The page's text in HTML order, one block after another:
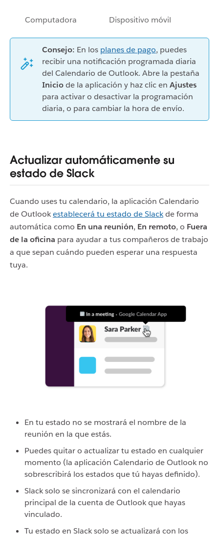
Computadora Dispositivo móvil
Consejo: En los planes de pago, puedes
recibir una notificación programada diaria
del Calendario de Outlook. Abre la pestaña
Iniciode la aplicación y haz clic en Ajustes
para activar o desactivar la programación
diaria, o para cambiar la hora de envío.
Actualizar automáticamente su
estado de Slack
Cuando uses tu calendario, la aplicación Calendario
de Outlookestablecerá tu estado de Slackde forma
automática como En una reunión, En remoto, o Fuera
de la oficina para ayudar a tus compañeros de trabajo
a que sepan cuándo pueden esperar una respuesta
tuya.
En tu estado no se mostrará el nombre de la
reunión en la que estás.
Puedes quitar o actualizar tu estado en cualquier
momento (la aplicación Calendario de Outlook no
sobrescribirá los estados que tú hayas definido).
Slack solo se sincronizará con el calendario
principal de la cuenta de Outlook que hayas
vinculado.
Tu estado en Slack solo se actualizará con los